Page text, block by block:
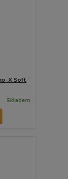
X Soft
Skladem